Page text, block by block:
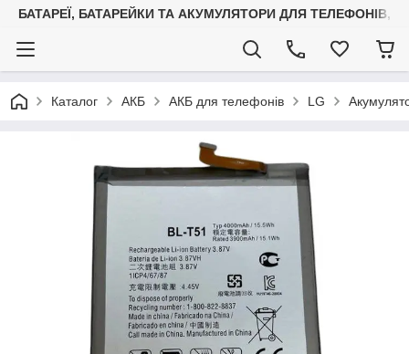
БАТАРЕЇ, БАТАРЕЙКИ ТА АКУМУЛЯТОРИ ДЛЯ ТЕЛЕФОНІВ,
Каталог АКБ АКБ для телефонів LG